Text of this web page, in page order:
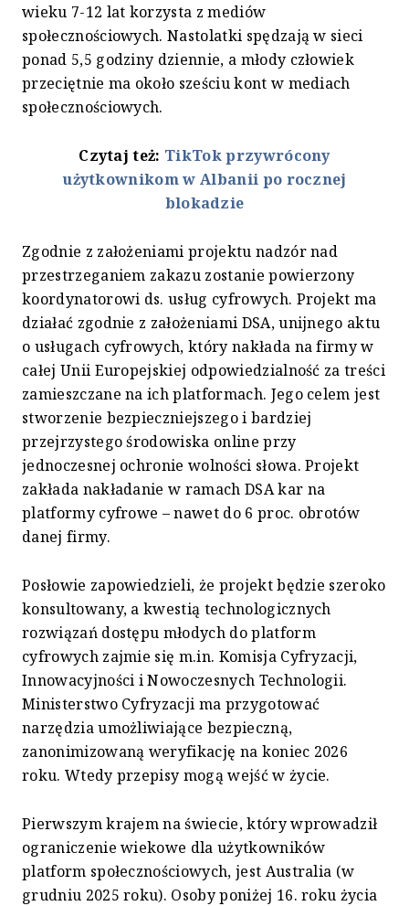
wieku 7-12 lat korzysta z mediów
społecznościowych. Nastolatki spędzają w sieci
ponad 5,5 godziny dziennie, a młody człowiek
przeciętnie ma około sześciu kont w mediach
społecznościowych.
Czytaj też: TikTok przywrócony
użytkownikom w Albanii po rocznej
blokadzie
Zgodnie z założeniami projektu nadzór nad
przestrzeganiem zakazu zostanie powierzony
koordynatorowi ds. usług cyfrowych. Projekt ma
działać zgodnie z założeniami DSA, unijnego aktu
o usługach cyfrowych, który nakłada na firmy w
całej Unii Europejskiej odpowiedzialność za treści
zamieszczane na ich platformach. Jego celem jest
stworzenie bezpieczniejszego i bardziej
przejrzystego środowiska online przy
jednoczesnej ochronie wolności słowa. Projekt
zakłada nakładanie w ramach DSA kar na
platformy cyfrowe – nawet do 6 proc. obrotów
danej firmy.
Posłowie zapowiedzieli, że projekt będzie szeroko
konsultowany, a kwestią technologicznych
rozwiązań dostępu młodych do platform
cyfrowych zajmie się m.in. Komisja Cyfryzacji,
Innowacyjności i Nowoczesnych Technologii.
Ministerstwo Cyfryzacji ma przygotować
narzędzia umożliwiające bezpieczną,
zanonimizowaną weryfikację na koniec 2026
roku. Wtedy przepisy mogą wejść w życie.
Pierwszym krajem na świecie, który wprowadził
ograniczenie wiekowe dla użytkowników
platform społecznościowych, jest Australia (w
grudniu 2025 roku). Osoby poniżej 16. roku życia